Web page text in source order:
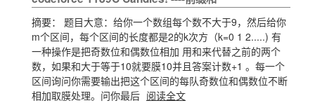
摘要： 题目大意：给你一个数组每个数不大于9，然后给你
m个区间，每个区间的长度都是2的k次方（k=0 1 2.....) 有
一种操作是把奇数位和偶数位相加 用和来代替之前的两个
数，如果和大于等于10就要膜10并且答案计数+1 。每一个
区间询问你需要输出把这个区间的每队奇数位和偶数位不断
相加取膜处理。问你最后 阅读全文